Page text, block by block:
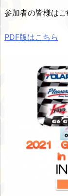
参加者の皆様はご
PDF版はこちら